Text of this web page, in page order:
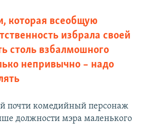
которая всеобщую
избрала своей
столь взбалмошного
непривычно – надо
почти комедийный персонаж
должности мэра маленького